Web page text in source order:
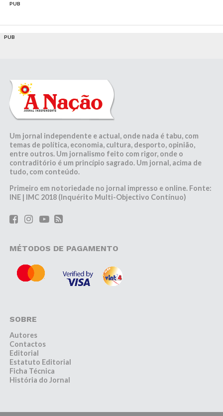
PUB
PUB
Um jornal independente e actual, onde nada é tabu, com
temas de política, economia, cultura, desporto, opinião,
entre outros. Um jornalismo feito com rigor, onde o
contraditório é um princípio sagrado. Um jornal, acima de
tudo, com conteúdo.
Primeiro em notoriedade no jornal impresso e online. Fonte:
INE | IMC 2018 (Inquérito Multi-Objectivo Contínuo)
MÉTODOS DE PAGAMENTO
SOBRE
Autores
Contactos
Editorial
Estatuto Editorial
Ficha Técnica
História do Jornal